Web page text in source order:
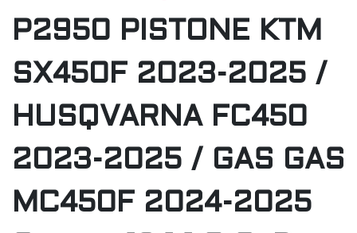
P2950 PISTONE KTM
SX450F 2023-2025 /
HUSQVARNA FC450
2023-2025 / GAS GAS
MC450F 2024-2025